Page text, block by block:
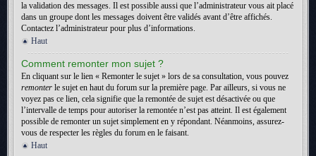
la validation des messages. Il est possible aussi que l’administrateur vous ait placé
dans un groupe dont les messages doivent être validés avant d’être affichés.
Contactez l’administrateur pour plus d’informations.
Haut
Comment remonter mon sujet ?
En cliquant sur le lien « Remonter le sujet » lors de sa consultation, vous pouvez
remonter le sujet en haut du forum sur la première page. Par ailleurs, si vous ne
voyez pas ce lien, cela signifie que la remontée de sujet est désactivée ou que
l’intervalle de temps pour autoriser la remontée n’est pas atteint. Il est également
possible de remonter un sujet simplement en y répondant. Néanmoins, assurez-
vous de respecter les règles du forum en le faisant.
Haut